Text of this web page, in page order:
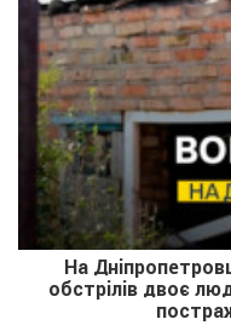
На
обстрілів двоє